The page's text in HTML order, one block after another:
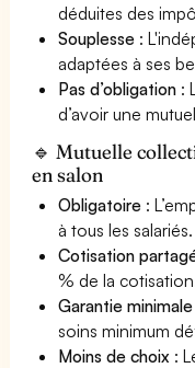
déduites des
Souplesse :
adaptées à ses
Pas d’obligation :
d’avoir une
🔹 Mutuelle
en salon
Obligatoire :
à tous les salariés.
Cotisation
% de la
Garantie minimale
soins minimum
Moins de choix :